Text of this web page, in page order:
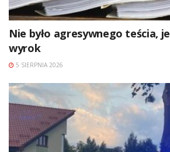
Nie było agresywnego teścia,
wyrok
5 SIERPNIA 2026